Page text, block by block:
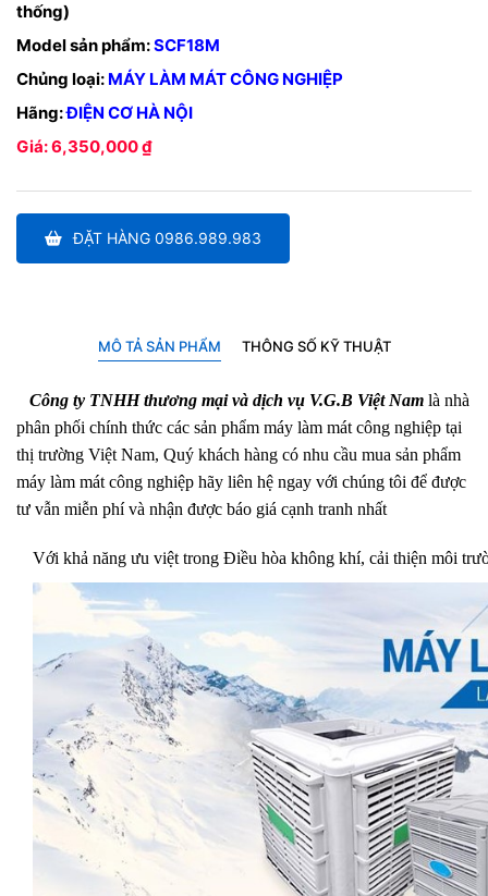
thống)
Model sản phẩm:SCF18M
Chủng loại: MÁY LÀM MÁT CÔNG NGHIỆP
Hãng:ĐIỆN CƠ HÀ NỘI
Giá: 6,350,000 ₫
ĐẶT HÀNG 0986.989.983
MÔ TẢ SẢN PHẨM THÔNG SỐ KỸ THUẬT
Công ty TNHH thương mại và dịch vụ V.G.B Việt Nam là nhà
phân phối chính thức các sản phẩm máy làm mát công nghiệp tại
thị trường Việt Nam, Quý khách hàng có nhu cầu mua sản phẩm
máy làm mát công nghiệp hãy liên hệ ngay với chúng tôi để được
tư vẫn miễn phí và nhận được báo giá cạnh tranh nhất
Với khả năng ưu việt trong Điều hòa không khí, cải thiện môi